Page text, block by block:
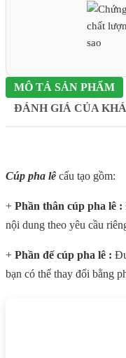
MÔ TẢ SẢN PHẨM
ĐÁNH GIÁ CỦA
Cúp pha lê cấu tạo gồm:
+ Phần thân cúp pha lê :
nội dung theo yêu cầu
+ Phần đế cúp pha lê :
bạn có thể thay đổi bằng